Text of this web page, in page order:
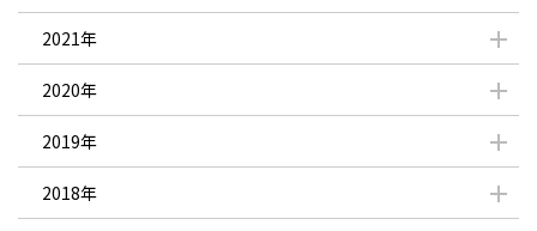
2021年
2020年
2019年
2018年